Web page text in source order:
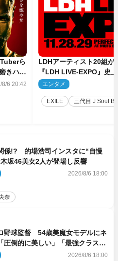
ら
きハウ
8/6 20:42
LDHアーティスト20組
『LDH LIVE‐EXPO』史
技場で開催決定
エンタメ
EXILE 三代目 J Soul
係!? 的場浩司インスタに“自慢
坂46美女2人が登場し反響
2026/8/6 18:00
奈
野球監督 54歳美魔女モデルにネ
圧倒的に美しい」「最強クラス」
2026/8/6 18:00